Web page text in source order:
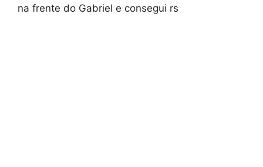
na frente do Gabriel e consegui rs